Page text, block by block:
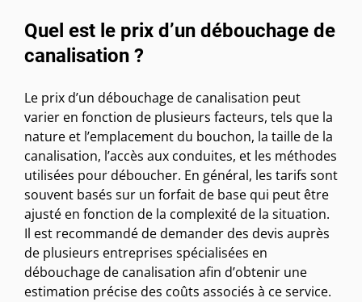
Quel est le prix d’un débouchage de
canalisation ?
Le prix d’un débouchage de canalisation peut
varier en fonction de plusieurs facteurs, tels que la
nature et l’emplacement du bouchon, la taille de la
canalisation, l’accès aux conduites, et les méthodes
utilisées pour déboucher. En général, les tarifs sont
souvent basés sur un forfait de base qui peut être
ajusté en fonction de la complexité de la situation.
Il est recommandé de demander des devis auprès
de plusieurs entreprises spécialisées en
débouchage de canalisation afin d’obtenir une
estimation précise des coûts associés à ce service.